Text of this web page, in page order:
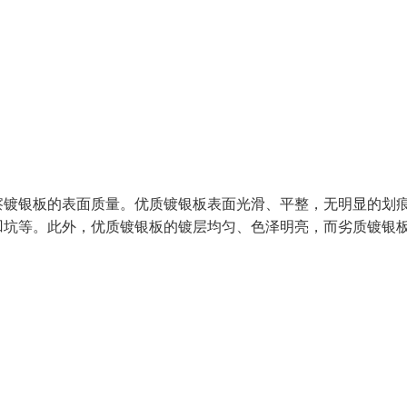
银板的表面质量。优质镀银板表面光滑、平整，无明显的划
等。此外，优质镀银板的镀层均匀、色泽明亮，而劣质镀银